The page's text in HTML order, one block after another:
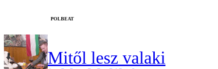
‎POLBEAT
Mitől lesz valaki